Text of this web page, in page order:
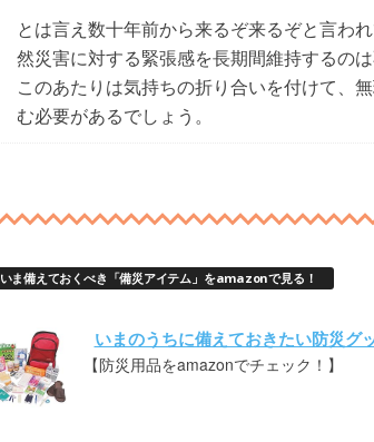
とは言え数十年前から来るぞ来るぞと言わ
然災害に対する緊張感を長期間維持するのは
このあたりは気持ちの折り合いを付けて、
む必要があるでしょう。
いま備えておくべき「備災アイテム」をamazonで見る！
いまのうちに備えておきたい防災グ
【防災用品をamazonでチェック！】